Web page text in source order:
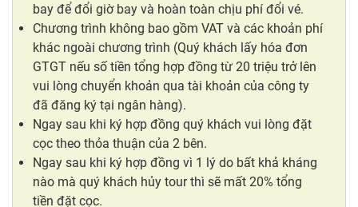
bay để đổi giờ bay và hoàn toàn chịu phí đổi vé.
Chương trình không bao gồm VAT và các khoản phí
khác ngoài chương trình (Quý khách lấy hóa đơn
GTGT nếu số tiền tổng hợp đồng từ 20 triệu trở lên
vui lòng chuyển khoản qua tài khoản của công ty
đã đăng ký tại ngân hàng).
Ngay sau khi ký hợp đồng quý khách vui lòng đặt
cọc theo thỏa thuận của 2 bên.
Ngay sau khi ký hợp đồng vì 1 lý do bất khả kháng
nào mà quý khách hủy tour thì sẽ mất 20% tổng
tiền đặt cọc.